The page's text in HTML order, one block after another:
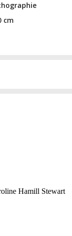
cm
Hamill Stewart